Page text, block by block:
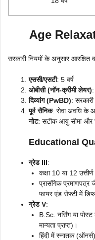
Age
सरकारी नियमों के अनुसार आरक्षित
एससी/एसटी: 5 वर्ष
ओबीसी (नॉन-क्रीमी लेयर)
दिव्यांग (PwBD):
पूर्व सैनिक: सेवा अवधि के
नोट: सटीक आयु सीमा और
Educational
ग्रेड III:
कक्षा 10 या 12
प्रासंगिक प्रमाणपत्र
फायर एंड सेफ्टी में
ग्रेड V:
B.Sc. नर्सिंग या पोस्ट
मान्यता प्राप्त)।
हिंदी में स्नातक